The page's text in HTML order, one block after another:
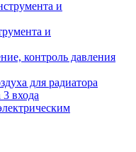
и
контроль давления
для радиатора
входа